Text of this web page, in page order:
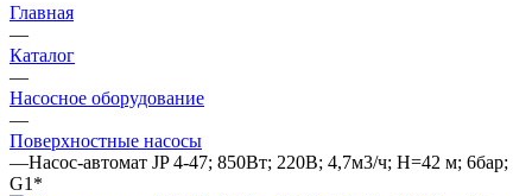
Главная
—
Каталог
—
Насосное оборудование
—
Поверхностные насосы
—Насос-автомат JP 4-47; 850Вт; 220В; 4,7м3/ч; Н=42 м; 6бар;
G1*